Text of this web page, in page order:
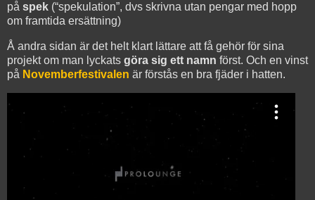
på spek (“spekulation”, dvs skrivna utan pengar med hopp
om framtida ersättning)
Å andra sidan är det helt klart lättare att få gehör för sina
projekt om man lyckats göra sig ett namn först. Och en vinst
på Novemberfestivalen är förstås en bra fjäder i hatten.